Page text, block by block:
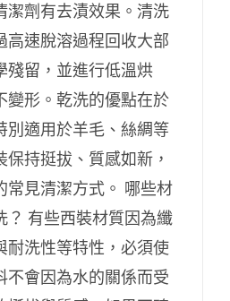
潔劑有去漬效果。清洗
高速脫溶過程回收大部
殘留，並進行低溫烘
變形。乾洗的優點在於
別適用於羊毛、絲綢等
持挺拔、質感如新，
常見清潔方式。 哪些材
？ 有些西裝材質因為纖
耐洗性等特性，必須使
不會因為水的關係而受